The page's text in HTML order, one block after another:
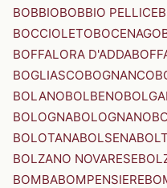
BOBBIOBOBBIO PELLICE
BOCCIOLETOBOCENAGO
BOFFALORA D'ADDA
BOGLIASCOBOGNANCO
BOLANOBOLBENO
BOLOGNABOLOGNANO
BOLOTANABOLSENA
BOLZANO NOVARESE
BOMBABOMPENSIERE